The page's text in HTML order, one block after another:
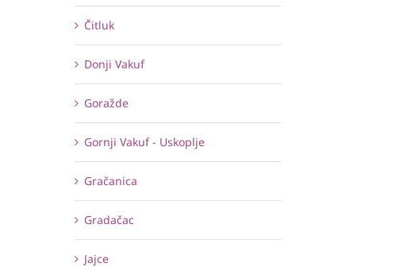
Čitluk
Donji Vakuf
Goražde
Gornji Vakuf - Uskoplje
Gračanica
Gradačac
Jajce